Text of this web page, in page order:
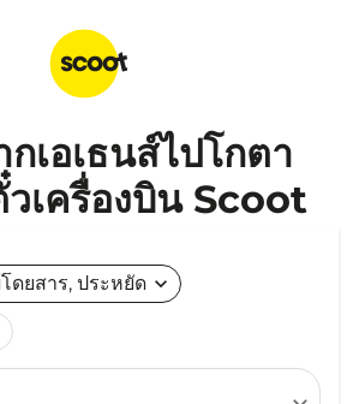
เอเธนส์ไปโกตา
เครื่องบิน Scoot
โดยสาร, ประหยัด expand_more